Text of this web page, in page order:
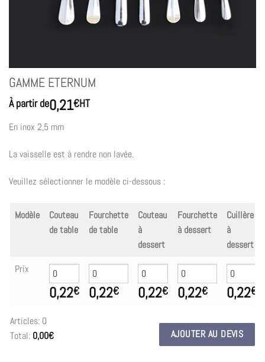
GAMME ETERNUM
À partir de0,21€HT
En inox 2,5 mm
La vaisselle est à rendre non lavée.
Veuillez sélectionner le modèle ci-dessous :
Modèle
Couteau
de table
Fourchette
de table
Couteau
à
dessert
Fourchette
à dessert
Cuillère
à
dessert
Prix
0,22€ 0,22€ 0,22€ 0,22€ 0,22€
Articles: 0
Total: 0,00€ AJOUTER AU DEVIS